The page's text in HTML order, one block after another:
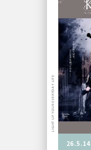
26.5.14
LIGHT UP YOUR EVERYDAY LIFE